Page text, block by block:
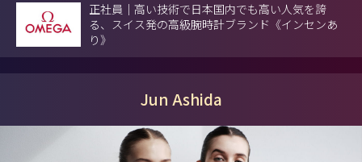
正社員｜高い技術で日本国内でも高い人気を誇
る、スイス発の高級腕時計ブランド《インセンあ
り》
Jun Ashida